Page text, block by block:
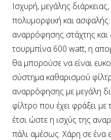
Ισχυρή, μεγάλης
πολυμορφική και
αναρρόφησης στάχτης
τουρμπίνα 600 watt, η
θα μπορούσε να είναι
σύστημα καθαρισμού
αναρρόφησης με μεγάλη
φίλτρο που έχει φράξει
έτσι ώστε η ισχύς της
πάλι αμέσως. Χάρη σε ένα